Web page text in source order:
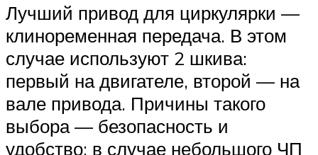
Лучший привод для циркулярки —
клиноременная передача. В этом
случае используют 2 шкива:
первый на двигателе, второй — на
вале привода. Причины такого
выбора — безопасность и
удобство: в случае небольшого ЧП